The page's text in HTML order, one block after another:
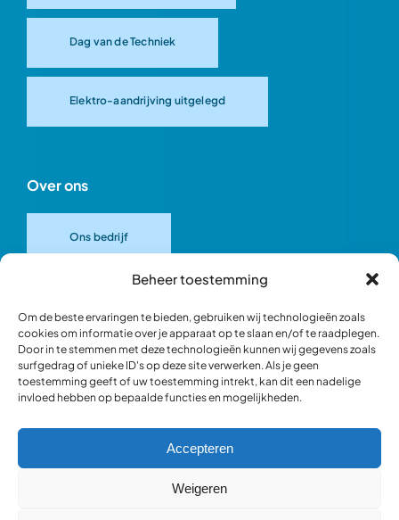
Beheer toestemming
Om de beste ervaringen te bieden, gebruiken wij technologieën zoals
cookies om informatie over je apparaat op te slaan en/of te raadplegen.
Door in te stemmen met deze technologieën kunnen wij gegevens zoals
surfgedrag of unieke ID's op deze site verwerken. Als je geen
toestemming geeft of uw toestemming intrekt, kan dit een nadelige
invloed hebben op bepaalde functies en mogelijkheden.
Accepteren
Weigeren
Dag van de Techniek
Elektro-aandrijving uitgelegd
Over ons
Ons bedrijf
Ons team
Blik in de werkplaats